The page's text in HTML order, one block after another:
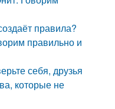
правила?
правильно и
себя, друзья
которые не